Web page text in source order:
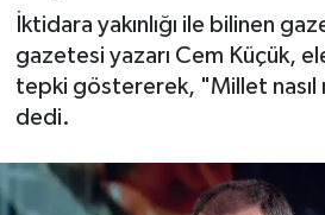
İktidara yakınlığı ile bilinen
gazetesi yazarı Cem Küçük,
tepki göstererek, "Millet nasıl
dedi.
Çevre - İklim
Dünya
Magazin
Tüm Manşetler
Son Dakika Haberleri